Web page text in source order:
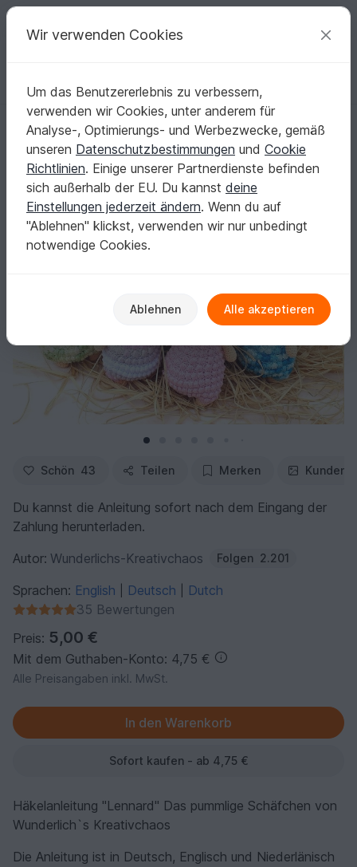
Deine kreativen Ideen
Deutsch | € (EUR) einloggen Kostenlos registrieren
Startseite Häkeln Amigurumi Tiere
Häkelanleitung "Lennard" Das pummlige Schäfchen
Häkelanleitung "Lennard" Das pummlige
Schäfchen
Schön 43 Teilen Merken
Du kannst die Anleitung sofort nach dem Eingang der
Zahlung herunterladen.
Autor: Wunderlichs-Kreativchaos Folgen 2.201
Sprachen: English Deutsch
Dutch
35 Bewertungen
Preis: 5,00 €
Mit dem Guthaben-Konto: 4,75 €
Alle Preisangaben inkl. MwSt.
Sofort kaufen - ab 4,75 €
Häkelanleitung "Lennard" Das pummlige Schäfchen von
Wunderlich`s Kreativchaos
Die Anleitung ist in Deutsch, Englisch und Niederlänisch
Wir verwenden Cookies
Um das Benutzererlebnis zu verbessern,
verwenden wir Cookies, unter anderem für
Analyse-, Optimierungs- und Werbezwecke, gemäß
unseren Datenschutzbestimmungen und Cookie
Richtlinien. Einige unserer Partnerdienste befinden
sich außerhalb der EU. Du kannst deine
Einstellungen jederzeit ändern. Wenn du auf
"Ablehnen" klickst, verwenden wir nur unbedingt
notwendige Cookies.
Ablehnen Alle akzeptieren